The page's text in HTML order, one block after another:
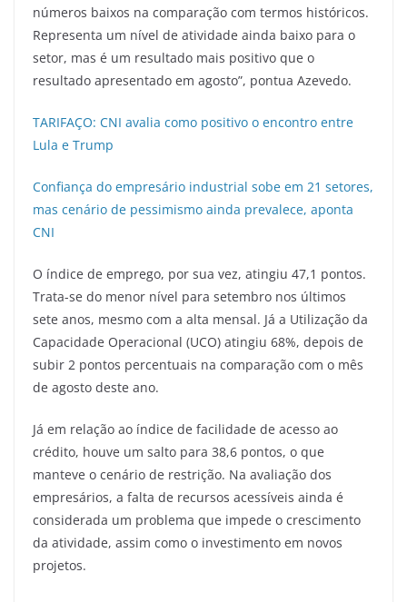
números baixos na comparação com termos históricos.
Representa um nível de atividade ainda baixo para o
setor, mas é um resultado mais positivo que o
resultado apresentado em agosto”, pontua Azevedo.
TARIFAÇO: CNI avalia como positivo o encontro entre
Lula e Trump
Confiança do empresário industrial sobe em 21 setores,
mas cenário de pessimismo ainda prevalece, aponta
CNI
O índice de emprego, por sua vez, atingiu 47,1 pontos.
Trata-se do menor nível para setembro nos últimos
sete anos, mesmo com a alta mensal. Já a Utilização da
Capacidade Operacional (UCO) atingiu 68%, depois de
subir 2 pontos percentuais na comparação com o mês
de agosto deste ano.
Já em relação ao índice de facilidade de acesso ao
crédito, houve um salto para 38,6 pontos, o que
manteve o cenário de restrição. Na avaliação dos
empresários, a falta de recursos acessíveis ainda é
considerada um problema que impede o crescimento
da atividade, assim como o investimento em novos
projetos.